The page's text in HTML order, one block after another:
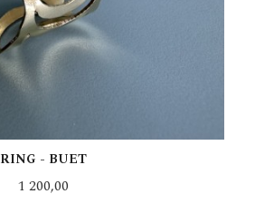
RING - BUET
Pris
1 200,00